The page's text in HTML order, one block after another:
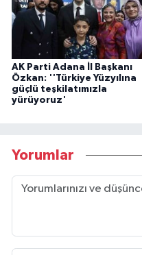
AK Parti Adana İl Başkanı
Özkan: ''Türkiye Yüzyılına
güçlü teşkilatımızla
yürüyoruz'
Yorumlar